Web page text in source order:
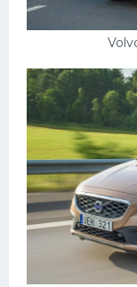
Додж
Эмблемы
Спецтехника